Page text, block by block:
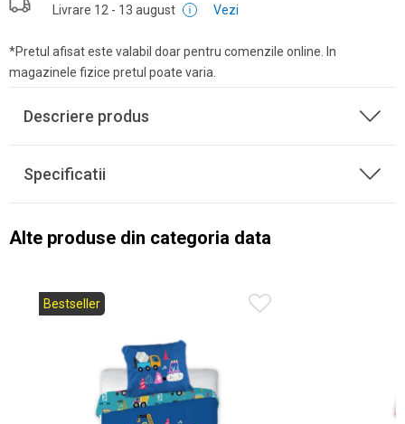
Livrare 12 - 13 august Vezi
*Pretul afisat este valabil doar pentru comenzile online. In
magazinele fizice pretul poate varia.
Descriere produs
Specificatii
Alte produse din categoria data
Bestseller